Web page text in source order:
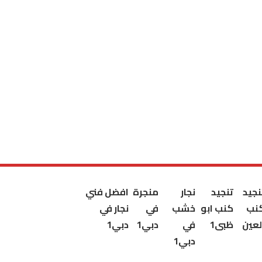
تنجيد
كنب ابو
ظبى1
نجار
خشب
في
دبي1
منجرة
في
دبي1
افضل فني
نجار في
دبي1